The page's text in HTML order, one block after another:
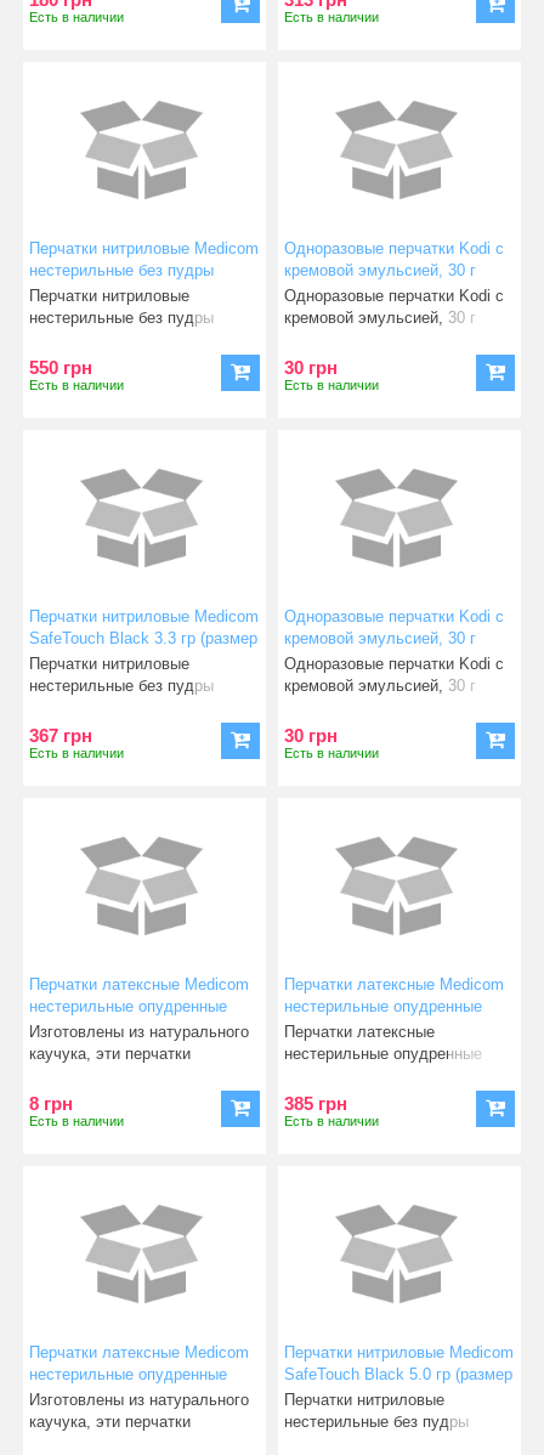
Есть в наличии Есть в наличии
Перчатки нитриловые Medicom
нестерильные без пудры
SafeTouch Black 5.0 гр (размер
S) 50 пар
Перчатки нитриловые
нестерильные без пудры
(размер
550 грн
Есть в наличии
Одноразовые перчатки Kodi с
кремовой эмульсией, 30 г
Одноразовые перчатки Kodi с
кремовой эмульсией, 30 г
30 грн
Есть в наличии
Перчатки нитриловые Medicom
SafeTouch Black 3.3 гр (размер
L) 50 пар
Перчатки нитриловые
нестерильные без пудры
гр (
367 грн
Есть в наличии
Одноразовые перчатки Kodi с
кремовой эмульсией, 30 г
Одноразовые перчатки Kodi с
кремовой эмульсией, 30 г
30 грн
Есть в наличии
Перчатки латексные Medicom
нестерильные опудренные
SafeTouch E-Series S 1 пара
Изготовлены из натурального
каучука, эти перчатки
8 грн
Есть в наличии
Перчатки латексные Medicom
нестерильные опудренные
SafeTouch E-Series (размер M)
50 пар
Перчатки латексные
нестерильные опудренные
(разм
385 грн
Есть в наличии
Перчатки латексные Medicom
нестерильные опудренные
SafeTouch E-Series S 1 пара
Изготовлены из натурального
каучука, эти перчатки
Перчатки нитриловые Medicom
SafeTouch Black 5.0 гр (размер
M) 50 пар
Перчатки нитриловые
нестерильные без пудры